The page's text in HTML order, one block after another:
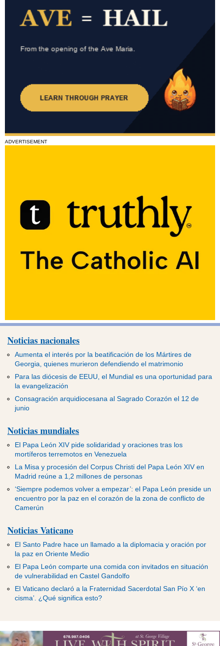
ADVERTISEMENT
Noticias nacionales
Aumenta el interés por la beatificación de los Mártires de
Georgia, quienes murieron defendiendo el matrimonio
Para las diócesis de EEUU, el Mundial es una oportunidad para
la evangelización
Consagración arquidiocesana al Sagrado Corazón el 12 de
junio
Noticias mundiales
El Papa León XIV pide solidaridad y oraciones tras los
mortíferos terremotos en Venezuela
La Misa y procesión del Corpus Christi del Papa León XIV en
Madrid reúne a 1,2 millones de personas
‘Siempre podemos volver a empezar’: el Papa León preside un
encuentro por la paz en el corazón de la zona de conflicto de
Camerún
Noticias Vaticano
El Santo Padre hace un llamado a la diplomacia y oración por
la paz en Oriente Medio
El Papa León comparte una comida con invitados en situación
de vulnerabilidad en Castel Gandolfo
El Vaticano declaró a la Fraternidad Sacerdotal San Pío X ‘en
cisma’. ¿Qué significa esto?